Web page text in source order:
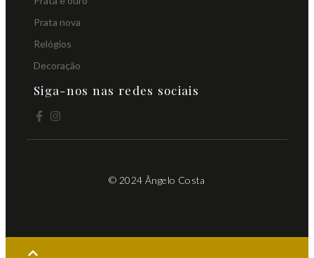
Prata nova
Relógios
Decoração
Siga-nos nas redes sociais
© 2024 Ângelo Costa